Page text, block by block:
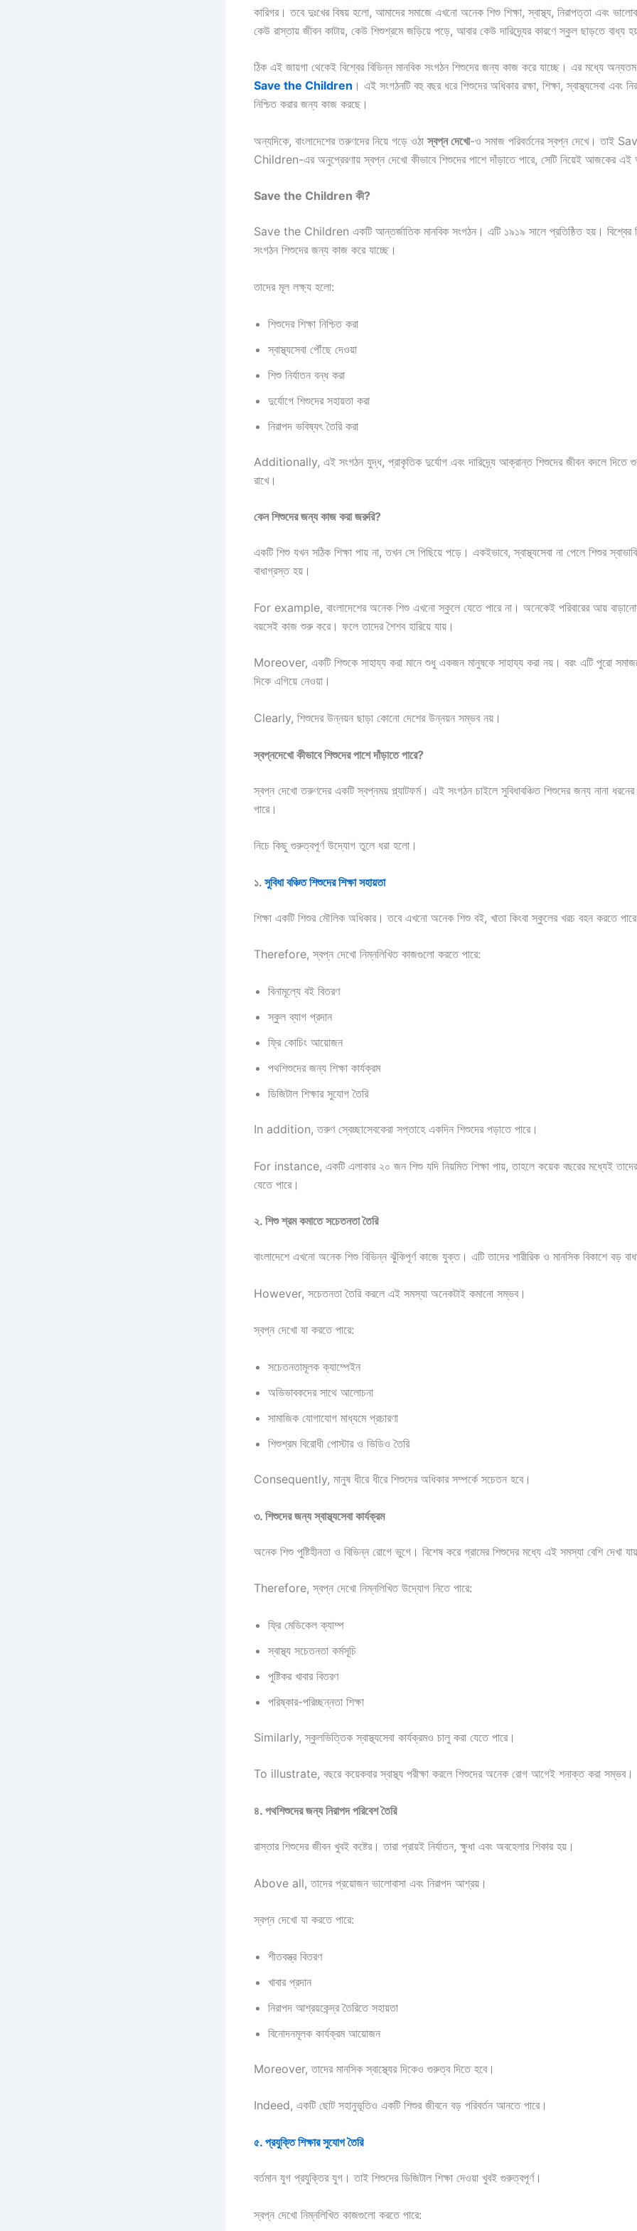
কারিগর। তবে দুঃখের বিষয় হলো, আমাদের সমাজে এখনো অনেক শিশু শিক্ষা, স্বাস্থ্য, নিরাপত্তা এবং
কেউ রাস্তায় জীবন কাটায়, কেউ শিশুশ্রমে জড়িয়ে পড়ে, আবার কেউ দারিদ্র্যের কারণে স্কুল ছাড়তে বাধ্য
ঠিক এই জায়গা থেকেই বিশ্বের বিভিন্ন মানবিক সংগঠন শিশুদের জন্য কাজ করে যাচ্ছে। এর মধ্যে
Save the Children । এই সংগঠনটি বহু বছর ধরে শিশুদের অধিকার রক্ষা, শিক্ষা, স্বাস্থ্যসেবা এবং
নিশ্চিত করার জন্য কাজ করছে।
অন্যদিকে, বাংলাদেশের তরুণদের নিয়ে গড়ে ওঠাস্বপ্ন দেখো-ও সমাজ পরিবর্তনের স্বপ্ন দেখে। তাই
Children-এর অনুপ্রেরণায় স্বপ্ন দেখো কীভাবে শিশুদের পাশে দাঁড়াতে পারে, সেটি নিয়েই আজকের
Save the Children কী?
Save the Children একটি আন্তর্জাতিক মানবিক সংগঠন। এটি ১৯১৯ সালে প্রতিষ্ঠিত হয়। বিশ্বের
সংগঠন শিশুদের জন্য কাজ করে যাচ্ছে।
তাদের মূল লক্ষ্য হলো:
শিশুদের শিক্ষা নিশ্চিত করা
স্বাস্থ্যসেবা পৌঁছে দেওয়া
শিশু নির্যাতন বন্ধ করা
দুর্যোগে শিশুদের সহায়তা করা
নিরাপদ ভবিষ্যৎ তৈরি করা
Additionally, এই সংগঠন যুদ্ধ, প্রাকৃতিক দুর্যোগ এবং দারিদ্র্যে আক্রান্ত শিশুদের জীবন বদলে দিতে
রাখে।
কেন শিশুদের জন্য কাজ করা জরুরি?
একটি শিশু যখন সঠিক শিক্ষা পায় না, তখন সে পিছিয়ে পড়ে। একইভাবে, স্বাস্থ্যসেবা না পেলে শিশুর
বাধাগ্রস্ত হয়।
For example, বাংলাদেশের অনেক শিশু এখনো স্কুলে যেতে পারে না। অনেকেই পরিবারের আয়
বয়সেই কাজ শুরু করে। ফলে তাদের শৈশব হারিয়ে যায়।
Moreover, একটি শিশুকে সাহায্য করা মানে শুধু একজন মানুষকে সাহায্য করা নয়। বরং এটি পুরো
দিকে এগিয়ে নেওয়া।
Clearly, শিশুদের উন্নয়ন ছাড়া কোনো দেশের উন্নয়ন সম্ভব নয়।
স্বপ্নদেখো কীভাবে শিশুদের পাশে দাঁড়াতে পারে?
স্বপ্ন দেখো তরুণদের একটি স্বপ্নময় প্ল্যাটফর্ম। এই সংগঠন চাইলে সুবিধাবঞ্চিত শিশুদের জন্য নানা
পারে।
নিচে কিছু গুরুত্বপূর্ণ উদ্যোগ তুলে ধরা হলো।
১. সুবিধা বঞ্চিত শিশুদের শিক্ষা সহায়তা
শিক্ষা একটি শিশুর মৌলিক অধিকার। তবে এখনো অনেক শিশু বই, খাতা কিংবা স্কুলের খরচ বহন করতে
Therefore, স্বপ্ন দেখো নিম্নলিখিত কাজগুলো করতে পারে:
বিনামূল্যে বই বিতরণ
স্কুল ব্যাগ প্রদান
ফ্রি কোচিং আয়োজন
পথশিশুদের জন্য শিক্ষা কার্যক্রম
ডিজিটাল শিক্ষার সুযোগ তৈরি
In addition, তরুণ স্বেচ্ছাসেবকেরা সপ্তাহে একদিন শিশুদের পড়াতে পারে।
For instance, একটি এলাকার ২০ জন শিশু যদি নিয়মিত শিক্ষা পায়, তাহলে কয়েক বছরের মধ্যেই
যেতে পারে।
২. শিশু শ্রম কমাতে সচেতনতা তৈরি
বাংলাদেশে এখনো অনেক শিশু বিভিন্ন ঝুঁকিপূর্ণ কাজে যুক্ত। এটি তাদের শারীরিক ও মানসিক বিকাশে বড়
However, সচেতনতা তৈরি করলে এই সমস্যা অনেকটাই কমানো সম্ভব।
স্বপ্ন দেখো যা করতে পারে:
সচেতনতামূলক ক্যাম্পেইন
অভিভাবকদের সাথে আলোচনা
সামাজিক যোগাযোগ মাধ্যমে প্রচারণা
শিশুশ্রম বিরোধী পোস্টার ও ভিডিও তৈরি
Consequently, মানুষ ধীরে ধীরে শিশুদের অধিকার সম্পর্কে সচেতন হবে।
৩. শিশুদের জন্য স্বাস্থ্যসেবা কার্যক্রম
অনেক শিশু পুষ্টিহীনতা ও বিভিন্ন রোগে ভুগে। বিশেষ করে গ্রামের শিশুদের মধ্যে এই সমস্যা বেশি দেখা
Therefore, স্বপ্ন দেখো নিম্নলিখিত উদ্যোগ নিতে পারে:
ফ্রি মেডিকেল ক্যাম্প
স্বাস্থ্য সচেতনতা কর্মসূচি
পুষ্টিকর খাবার বিতরণ
পরিষ্কার-পরিচ্ছন্নতা শিক্ষা
Similarly, স্কুলভিত্তিক স্বাস্থ্যসেবা কার্যক্রমও চালু করা যেতে পারে।
To illustrate, বছরে কয়েকবার স্বাস্থ্য পরীক্ষা করলে শিশুদের অনেক রোগ আগেই শনাক্ত করা সম্ভব।
৪. পথশিশুদের জন্য নিরাপদ পরিবেশ তৈরি
রাস্তার শিশুদের জীবন খুবই কষ্টের। তারা প্রায়ই নির্যাতন, ক্ষুধা এবং অবহেলার শিকার হয়।
Above all, তাদের প্রয়োজন ভালোবাসা এবং নিরাপদ আশ্রয়।
স্বপ্ন দেখো যা করতে পারে:
শীতবস্ত্র বিতরণ
খাবার প্রদান
নিরাপদ আশ্রয়কেন্দ্র তৈরিতে সহায়তা
বিনোদনমূলক কার্যক্রম আয়োজন
Moreover, তাদের মানসিক স্বাস্থ্যের দিকেও গুরুত্ব দিতে হবে।
Indeed, একটি ছোট সহানুভূতিও একটি শিশুর জীবনে বড় পরিবর্তন আনতে পারে।
৫. প্রযুক্তি শিক্ষার সুযোগ তৈরি
বর্তমান যুগ প্রযুক্তির যুগ। তাই শিশুদের ডিজিটাল শিক্ষা দেওয়া খুবই গুরুত্বপূর্ণ।
স্বপ্ন দেখো নিম্নলিখিত কাজগুলো করতে পারে: